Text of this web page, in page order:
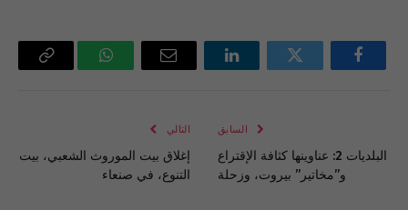
فيسبوك تويتر لينكدإن
البريد
واتساب Copy
السابق
البلديات 2: عناوينها كثافة الإقتراع
و”مخاتير” بيروت، وزحلة
التالي
إغلاق بيت الموروث الشعبي، بيت
التنوع، في صنعاء